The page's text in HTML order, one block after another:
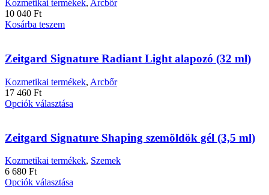
Kozmetikai termékek, Arcbőr
10 040 Ft
Kosárba teszem
Zeitgard Signature Radiant Light alapozó (32 ml)
Kozmetikai termékek, Arcbőr
17 460 Ft
Opciók választása
több
variációja
van.
A
a
Zeitgard Signature Shaping szemöldök gél (3,5 ml)
Kozmetikai termékek, Szemek
6 680 Ft
Opciók választása